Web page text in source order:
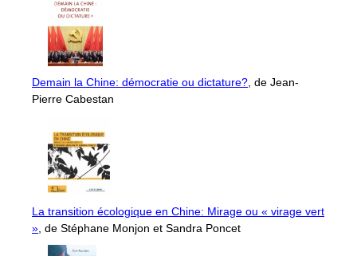
Demain la Chine: démocratie ou dictature?, de Jean-
Pierre Cabestan
La transition écologique en Chine: Mirage ou « virage vert
», de Stéphane Monjon et Sandra Poncet